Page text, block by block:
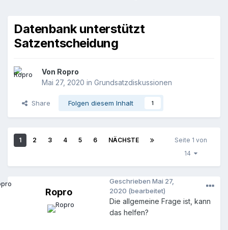
Datenbank unterstützt
Satzentscheidung
Von Ropro
Mai 27, 2020 in Grundsatzdiskussionen
Share Folgen diesem Inhalt 1
1 2 3 4 5 6 NÄCHSTE
Seite 1 von
14
Ropro
Geschrieben Mai 27,
2020 (bearbeitet)
Die allgemeine Frage ist, kann
das helfen?